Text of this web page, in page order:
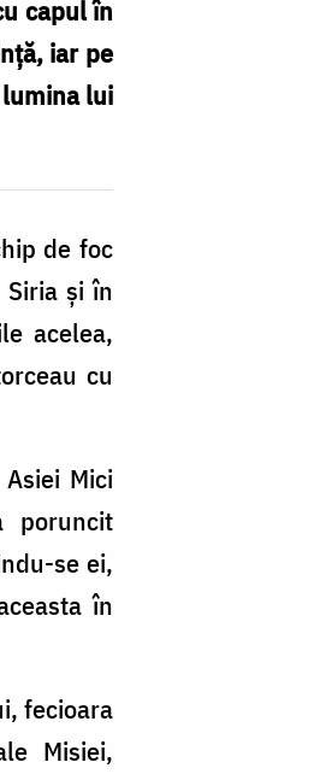
capul în
iar pe
lui
de foc
și în
acelea,
cu
Mici
poruncit
se ei,
în
fecioara
Misiei,